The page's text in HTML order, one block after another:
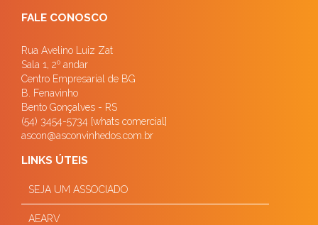
FALE CONOSCO
Rua Avelino Luiz Zat
Sala 1, 2º andar
Centro Empresarial de BG
B. Fenavinho
Bento Gonçalves - RS
(54) 3454-5734 [whats comercial]
ascon@asconvinhedos.com.br
LINKS ÚTEIS
SEJA UM ASSOCIADO
AEARV